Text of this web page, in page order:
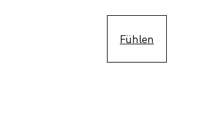
Fühlen